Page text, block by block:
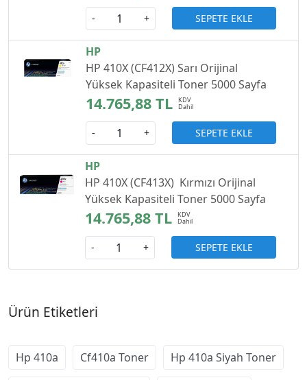
- + SEPETE EKLE
HP
HP 410X (CF412X) Sarı Orijinal
Yüksek Kapasiteli Toner 5000 Sayfa
14.765,88 TL
- + SEPETE EKLE
HP
HP 410X (CF413X) Kırmızı Orijinal
Yüksek Kapasiteli Toner 5000 Sayfa
14.765,88 TL
- + SEPETE EKLE
Ürün Etiketleri
Hp 410a Cf410a Toner Hp 410a Siyah Toner